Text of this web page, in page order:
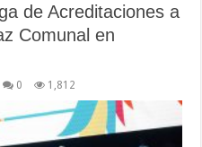
de Acreditaciones a
Comunal en
0 1,812